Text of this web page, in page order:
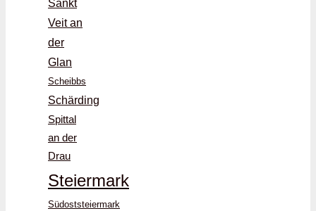
Sankt
Veit an
der
Glan
Scheibbs
Schärding
Spittal
an der
Drau
Steiermark
Südoststeiermark